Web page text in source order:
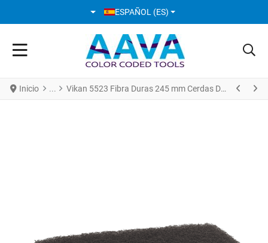
SELECCIONE SU IDIOMA
ESPAÑOL (ES)
Inicio Vikan 5523 Fibra Duras 245 mm Cerdas Duras